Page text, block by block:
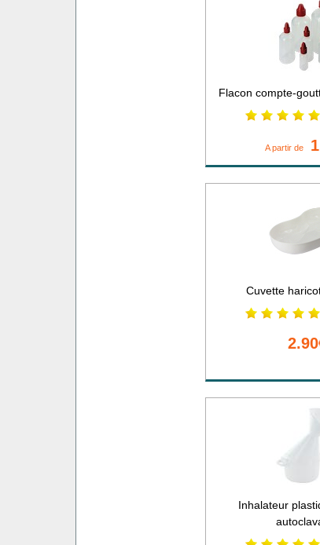
Flacon compte-
A partir de
Cuvette
Inhalateur